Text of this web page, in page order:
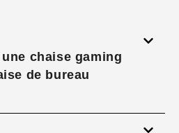
chaise gaming
de bureau